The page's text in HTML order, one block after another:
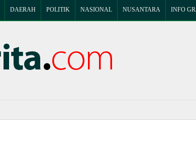
DAERAH POLITIK NASIONAL NUSANTARA INFO